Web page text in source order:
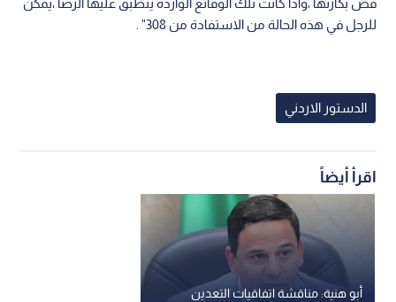
فض بكارتها ،واذا كانت تلك الوقائع الواردة ينطبق عليها الرضا ،يمكن
للرجل في هذه الحالة من الاستفادة من 308" .
الدستور الاردني
اقرأ أيضاً
أبو هنية: مناقشة اتفاقيات التعدين